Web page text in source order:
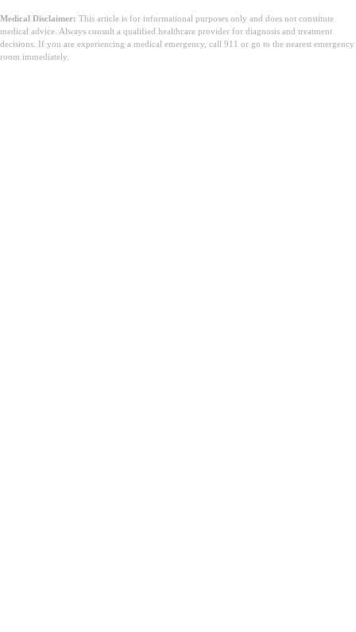
Medical Disclaimer: This article is for informational purposes only and does not constitute
medical advice. Always consult a qualified healthcare provider for diagnosis and treatment
decisions. If you are experiencing a medical emergency, call 911 or go to the nearest emergency
room immediately.